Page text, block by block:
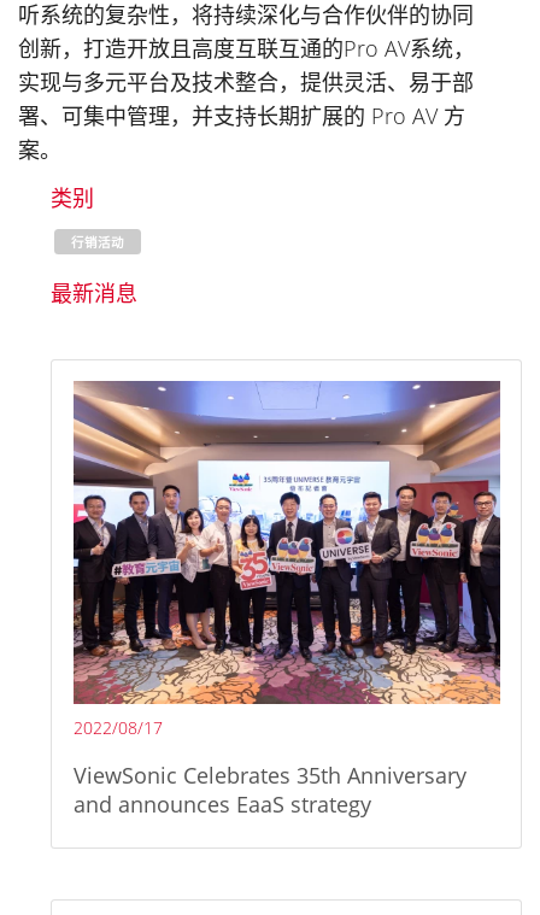
听系统的复杂性，将持续深化与合作伙伴的协同
创新，打造开放且高度互联互通的Pro AV系统，
实现与多元平台及技术整合，提供灵活、易于部
署、可集中管理，并支持长期扩展的 Pro AV 方
案。
类别
行销活动
最新消息
2022/08/17
ViewSonic Celebrates 35th Anniversary
and announces EaaS strategy